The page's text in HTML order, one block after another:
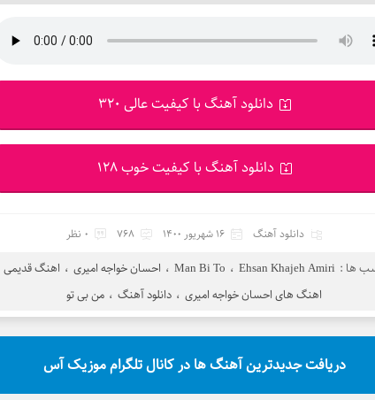
دانلود آهنگ با کیفیت عالی 320
دانلود آهنگ با کیفیت خوب 128
دانلود آهنگ 16 شهریور 1400 768 0 نظر
ها : Ehsan Khajeh Amiri ، Man Bi To ، احسان خواجه امیری ، اهنگ قدیمی
اهنگ های احسان خواجه امیری ، دانلود آهنگ ، من بی تو
دریافت جدیدترین آهنگ ها در کانال تلگرام موزیک آس